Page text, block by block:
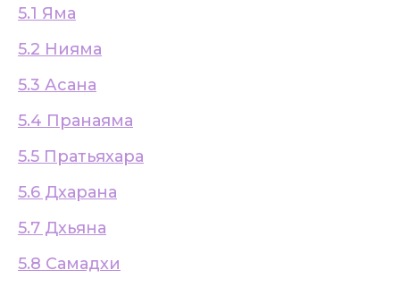
5.1 Яма
5.2 Нияма
5.3 Асана
5.4 Пранаяма
5.5 Пратьяхара
5.6 Дхарана
5.7 Дхьяна
5.8 Самадхи